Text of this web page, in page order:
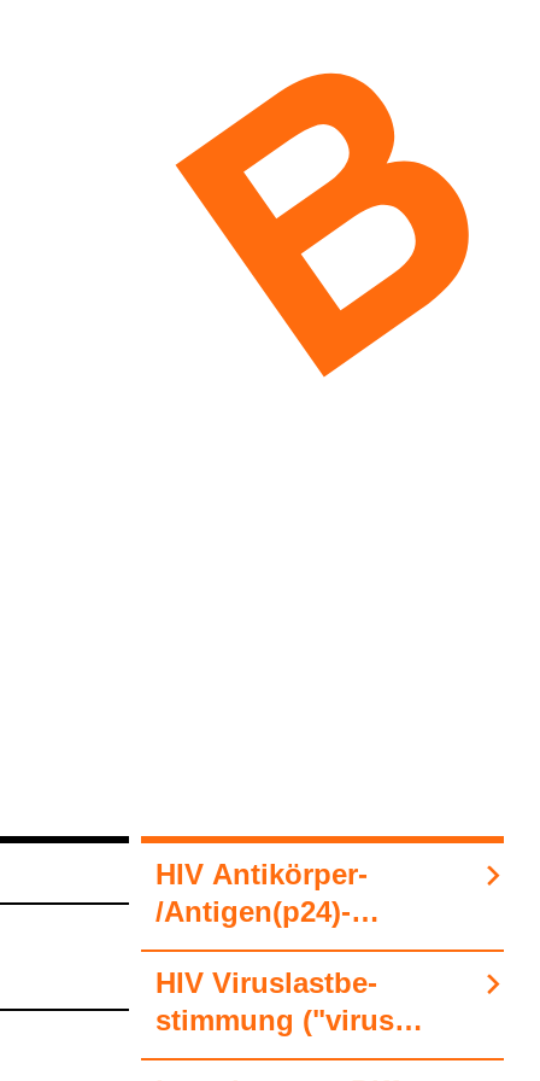
HIV Anti­kör­per-​
/Anti­gen(p24)-​
Nach­weis
HIV Virus­last­be­
stim­mung ("virus
load") (RNA-​Nach­